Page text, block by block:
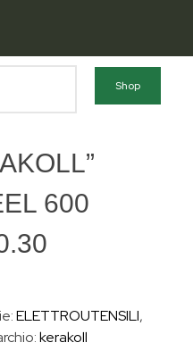
Shop
600
ELETTROUTENSILI,
kerakoll